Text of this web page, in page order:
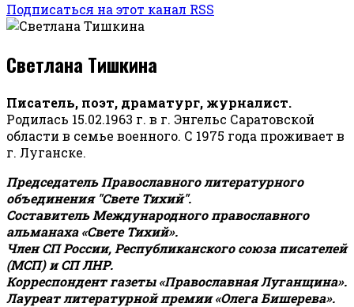
Подписаться на этот канал RSS
Светлана Тишкина
Писатель, поэт, драматург, журналист.
Родилась 15.02.1963 г. в г. Энгельс Саратовской
области в семье военного. С 1975 года проживает в
г. Луганске.
Председатель Православного литературного
объединения "Свете Тихий".
Составитель Международного православного
альманаха «Свете Тихий».
Член СП России, Республиканского союза писателей
(МСП) и СП ЛНР.
Корреспондент газеты «Православная Луганщина».
Лауреат литературной премии «Олега Бишерева».